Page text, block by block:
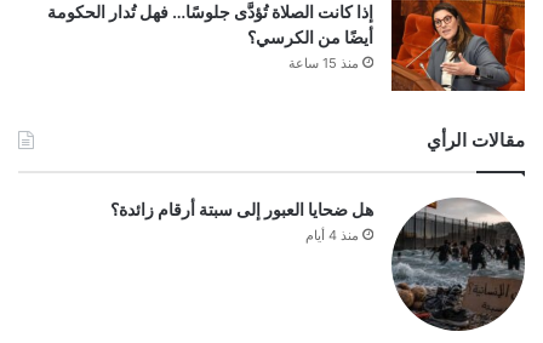
إذا كانت الصلاة تُؤدَّى جلوسًا… فهل تُدار الحكومة
أيضًا من الكرسي؟
منذ 15 ساعة
مقالات الرأي
هل ضحايا العبور إلى سبتة أرقام زائدة؟
منذ 4 أيام